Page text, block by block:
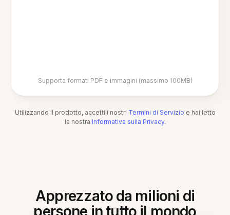
Supporta formati PDF e immagini (massimo 100MB)
Utilizzando il prodotto, accetti i nostri Termini di Servizio e hai letto
la nostra Informativa sulla Privacy.
Apprezzato da milioni di
persone in tutto il mondo